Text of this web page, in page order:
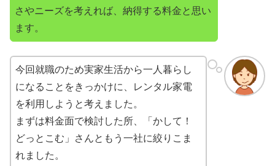
さやニーズを考えれば、納得する料金と思い
ます。
今回就職のため実家生活から一人暮らし
になることをきっかけに、レンタル家電
を利用しようと考えました。
まずは料金面で検討した所、「かして！
どっとこむ」さんともう一社に絞りこま
れました。